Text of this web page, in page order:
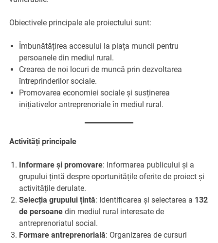
Obiectivele principale ale proiectului sunt:
Îmbunătățirea accesului la piața muncii pentru
persoanele din mediul rural.
Crearea de noi locuri de muncă prin dezvoltarea
întreprinderilor sociale.
Promovarea economiei sociale și susținerea
inițiativelor antreprenoriale în mediul rural.
Activități principale
Informare și promovare: Informarea publicului și a
grupului țintă despre oportunitățile oferite de proiect și
activitățile derulate.
Selecția grupului țintă: Identificarea și selectarea a 132
de persoane din mediul rural interesate de
antreprenoriatul social.
Formare antreprenorială: Organizarea de cursuri